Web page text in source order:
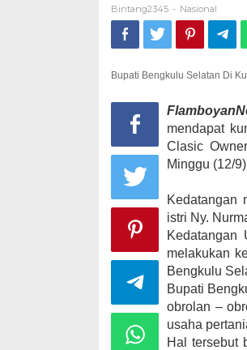
Bintang2345 - Nasional
Bupati Bengkulu Selatan Di
mendapat
Clasic
Minggu (12/
Kedatangan
istri Ny.
Kedatangan
melakukan
Bengkulu
Bupati
obrolan –
usaha
Hal tersebut